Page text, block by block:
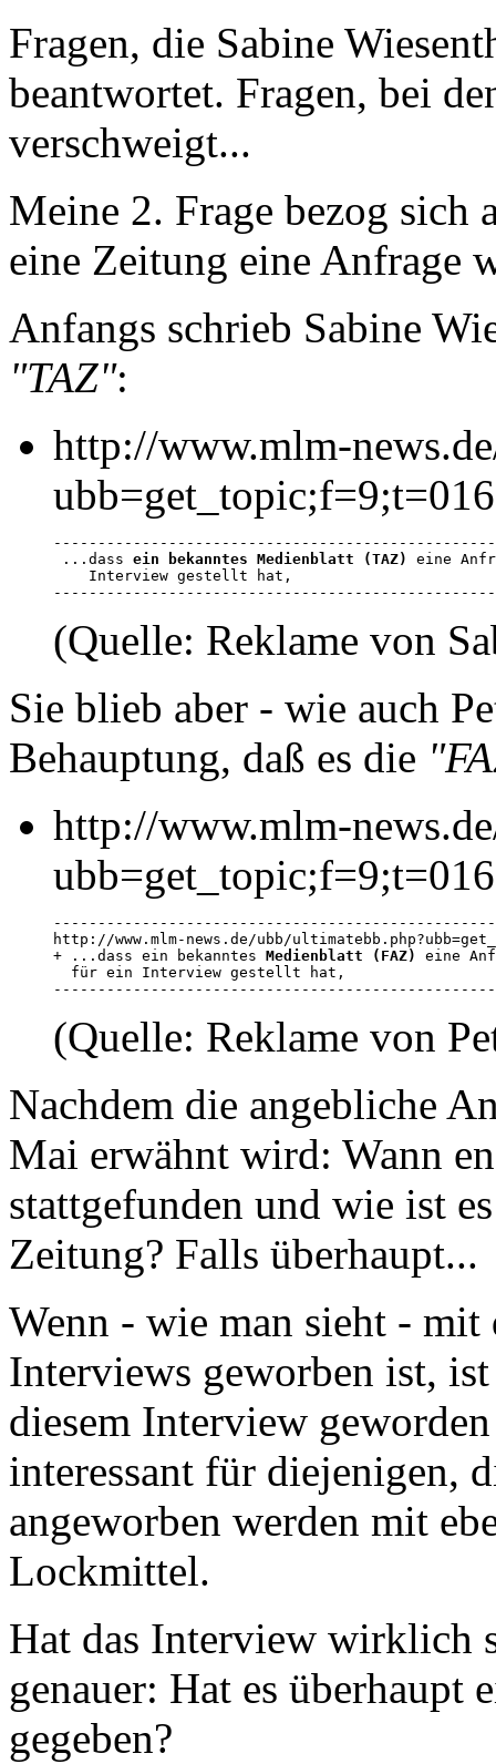
Fragen, die Sabine
beantwortet. Fragen, bei
verschweigt...
Meine 2. Frage bezog
eine Zeitung eine Anfrage
Anfangs schrieb Sabine
"TAZ":
http://www.mlm-
...dass ein bekanntes Medienblatt (TAZ)
eine
    Interview gestellt hat,
(Quelle: Reklame von
Sie blieb aber - wie auch
Behauptung, daß es die
http://www.mlm-
http://www.mlm-news.de/ubb/
+ ...dass ein bekanntes Medienblatt (FAZ)
eine
  für ein Interview gestellt hat,
(Quelle: Reklame von
Nachdem die angebliche
Mai erwähnt wird: Wann
stattgefunden und wie ist
Zeitung? Falls überhaupt...
Wenn - wie man sieht -
Interviews geworben ist,
diesem Interview
interessant für diejenigen,
angeworben werden mit
Lockmittel.
Hat das Interview wirklich
genauer: Hat es
gegeben?